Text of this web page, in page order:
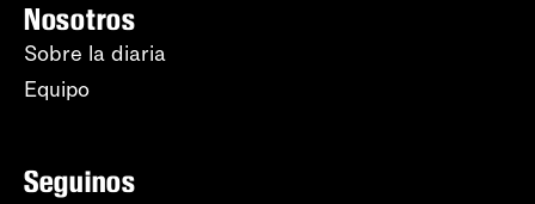
Nosotros
Sobre la diaria
Equipo
Seguinos